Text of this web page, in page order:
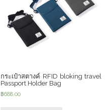
กระเป๋าสตางค์ RFID bloking travel
Passport Holder Bag
฿688.00